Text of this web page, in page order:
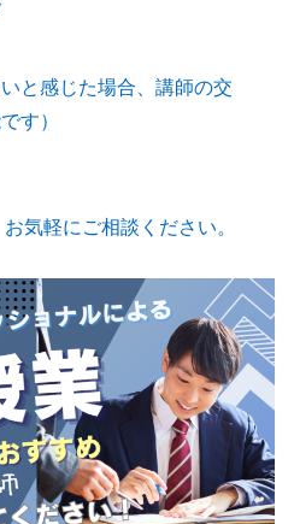
いと感じた場合、講師の交
す）
気軽にご相談ください。